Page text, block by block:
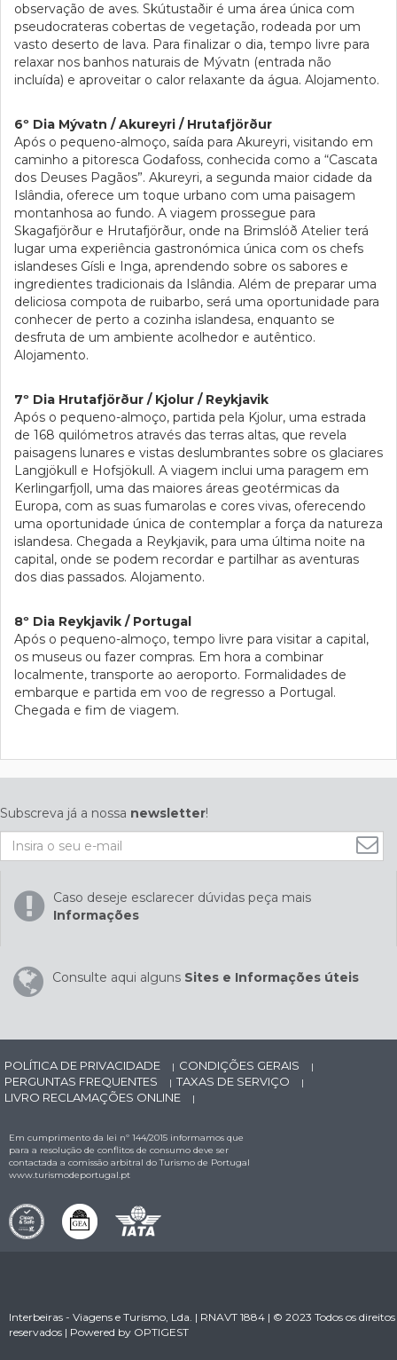
observação de aves. Skútustaðir é uma área única com
pseudocrateras cobertas de vegetação, rodeada por um
vasto deserto de lava. Para finalizar o dia, tempo livre para
relaxar nos banhos naturais de Mývatn (entrada não
incluída) e aproveitar o calor relaxante da água. Alojamento.
6º Dia Mývatn / Akureyri / Hrutafjörður
Após o pequeno-almoço, saída para Akureyri, visitando em
caminho a pitoresca Godafoss, conhecida como a “Cascata
dos Deuses Pagãos”. Akureyri, a segunda maior cidade da
Islândia, oferece um toque urbano com uma paisagem
montanhosa ao fundo. A viagem prossegue para
Skagafjörður e Hrutafjörður, onde na Brimslóð Atelier terá
lugar uma experiência gastronómica única com os chefs
islandeses Gísli e Inga, aprendendo sobre os sabores e
ingredientes tradicionais da Islândia. Além de preparar uma
deliciosa compota de ruibarbo, será uma oportunidade para
conhecer de perto a cozinha islandesa, enquanto se
desfruta de um ambiente acolhedor e autêntico.
Alojamento.
7º Dia Hrutafjörður / Kjolur / Reykjavik
Após o pequeno-almoço, partida pela Kjolur, uma estrada
de 168 quilómetros através das terras altas, que revela
paisagens lunares e vistas deslumbrantes sobre os glaciares
Langjökull e Hofsjökull. A viagem inclui uma paragem em
Kerlingarfjoll, uma das maiores áreas geotérmicas da
Europa, com as suas fumarolas e cores vivas, oferecendo
uma oportunidade única de contemplar a força da natureza
islandesa. Chegada a Reykjavik, para uma última noite na
capital, onde se podem recordar e partilhar as aventuras
dos dias passados. Alojamento.
8º Dia Reykjavik / Portugal
Após o pequeno-almoço, tempo livre para visitar a capital,
os museus ou fazer compras. Em hora a combinar
localmente, transporte ao aeroporto. Formalidades de
embarque e partida em voo de regresso a Portugal.
Chegada e fim de viagem.
Subscreva já a nossa newsletter!
Caso deseje esclarecer dúvidas peça mais
Informações
Consulte aqui alguns Sites e Informações úteis
POLÍTICA DE PRIVACIDADE | CONDIÇÕES GERAIS |
PERGUNTAS FREQUENTES | TAXAS DE SERVIÇO |
LIVRO RECLAMAÇÕES ONLINE |
Em cumprimento da lei nº 144/2015 informamos que
para a resolução de conflitos de consumo deve ser
contactada a comissão arbitral do Turismo de Portugal
www.turismodeportugal.pt
Interbeiras - Viagens e Turismo, Lda. | RNAVT 1884 | © 2023 Todos os direitos
reservados | Powered by OPTIGEST